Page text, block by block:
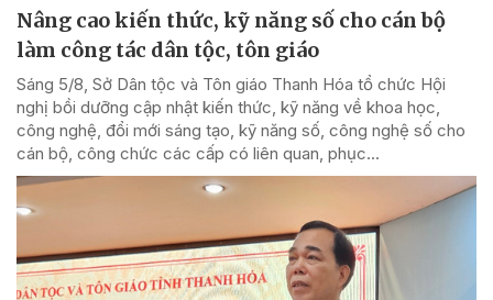
Nâng cao kiến thức, kỹ năng số cho cán bộ
làm công tác dân tộc, tôn giáo
Sáng 5/8, Sở Dân tộc và Tôn giáo Thanh Hóa tổ chức Hội
nghị bồi dưỡng cập nhật kiến thức, kỹ năng về khoa học,
công nghệ, đổi mới sáng tạo, kỹ năng số, công nghệ số cho
cán bộ, công chức các cấp có liên quan, phục...